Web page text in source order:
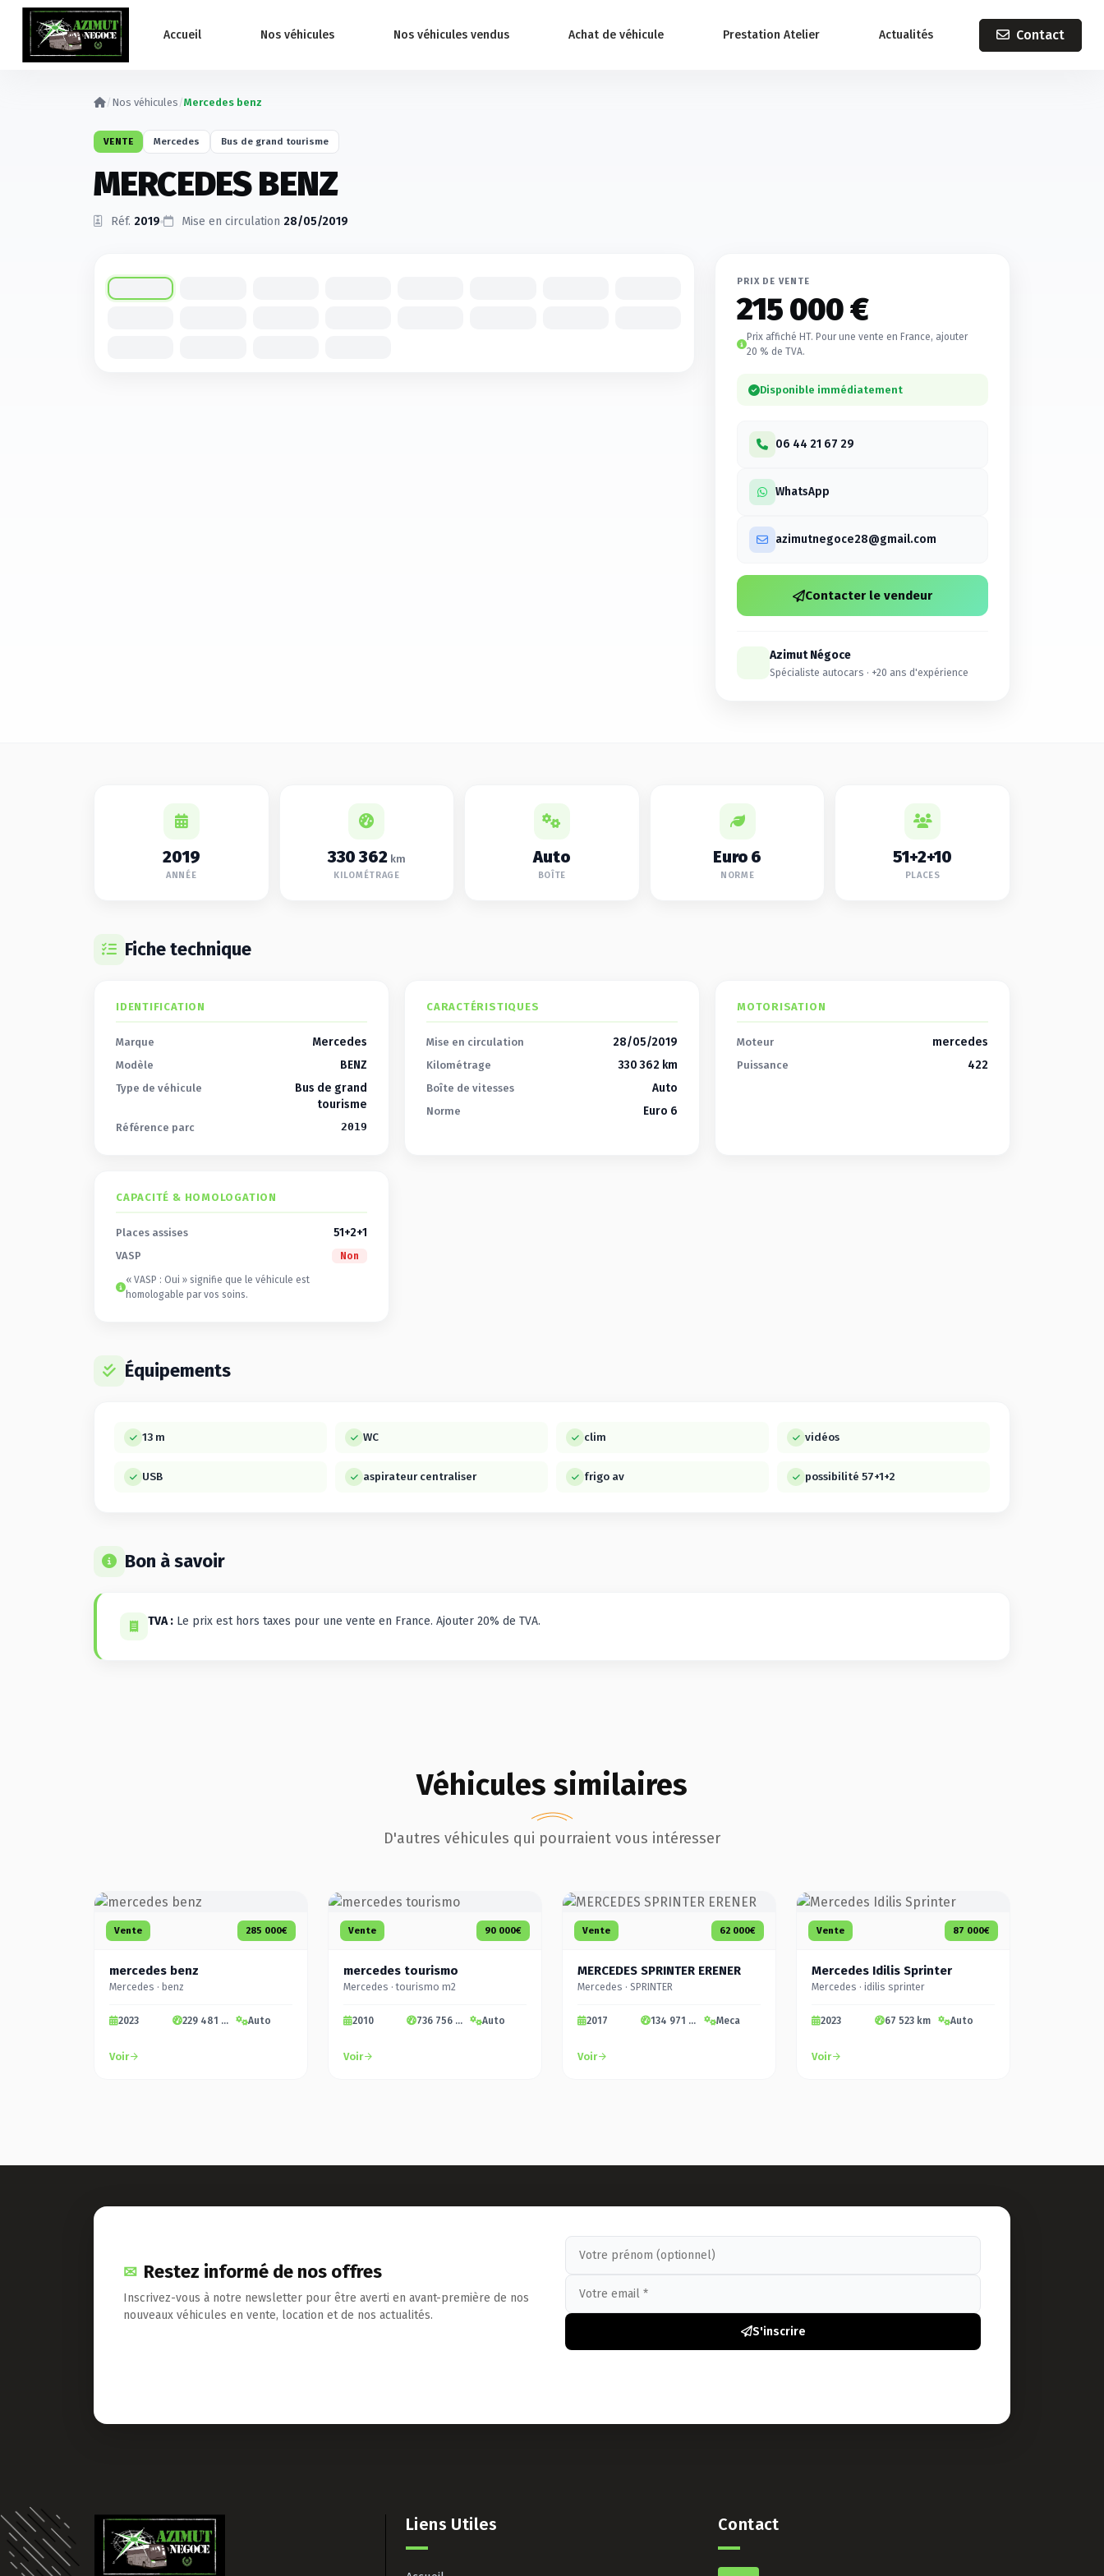
Accueil Nos véhicules Nos véhicules vendus Achat de véhicule Prestation Atelier Actualités Contact
/ Nos véhicules /Mercedes benz
VENTE Mercedes Bus de grand tourisme
MERCEDES BENZ
Réf. 2019 Mise en circulation 28/05/2019
PRIX DE VENTE
215 000 €
Prix affiché HT. Pour une vente en France, ajouter
20 % de TVA.
Disponible immédiatement
06 44 21 67 29
WhatsApp
azimutnegoce28@gmail.com
Contacter le vendeur
Azimut Négoce
Spécialiste autocars · +20 ans d'expérience
2019
ANNÉE
330 362 km
KILOMÉTRAGE
Auto
BOÎTE
Euro 6
NORME
51+2+10
PLACES
Fiche technique
IDENTIFICATION
Marque Mercedes
Modèle BENZ
Type de véhicule
Bus de grand
tourisme
Référence parc 2019
CARACTÉRISTIQUES
Mise en circulation 28/05/2019
Kilométrage 330 362 km
Boîte de vitesses Auto
Norme Euro 6
MOTORISATION
Moteur mercedes
Puissance 422
CAPACITÉ & HOMOLOGATION
Places assises 51+2+1
VASP Non
« VASP : Oui » signifie que le véhicule est
homologable par vos soins.
Équipements
13 m WC clim vidéos
USB aspirateur centraliser frigo av possibilité 57+1+2
Bon à savoir
TVA : Le prix est hors taxes pour une vente en France. Ajouter 20% de TVA.
Véhicules similaires
D'autres véhicules qui pourraient vous intéresser
Vente 285 000€
mercedes benz
Mercedes · benz
2023 229 481 km Auto
Voir
Vente 90 000€
mercedes tourismo
Mercedes · tourismo m2
2010 736 756 km Auto
Voir
Vente 62 000€
MERCEDES SPRINTER ERENER
Mercedes · SPRINTER
2017 134 971 km Meca
Voir
Vente 87 000€
Mercedes Idilis Sprinter
Mercedes · idilis sprinter
2023 67 523 km Auto
Voir
Restez informé de nos offres
Inscrivez-vous à notre newsletter pour être averti en avant-première de nos
nouveaux véhicules en vente, location et de nos actualités.
S'inscrire
Liens Utiles Contact
Panneau de gestion des cookies